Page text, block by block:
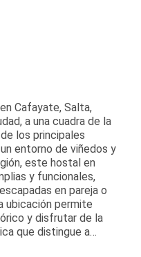
Cafayate, Salta,
a una cuadra de la
los principales
entorno de viñedos y
este hostal en
y funcionales,
en pareja o
ubicación permite
y disfrutar de la
que distingue a